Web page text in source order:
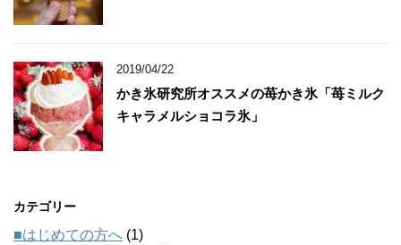
2019/04/22
かき氷研究所オススメの苺かき氷「苺ミルク
キャラメルショコラ氷」
カテゴリー
■はじめての方へ (1)